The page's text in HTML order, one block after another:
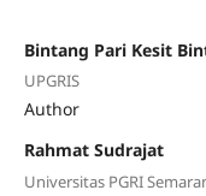
Bintang Pari Kesit
UPGRIS
Author
Rahmat Sudrajat
Universitas PGRI